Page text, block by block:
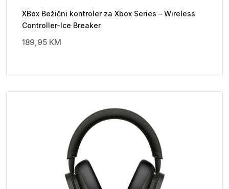
XBox Bežični kontroler za Xbox Series – Wireless
Controller-Ice Breaker
189,95 KM